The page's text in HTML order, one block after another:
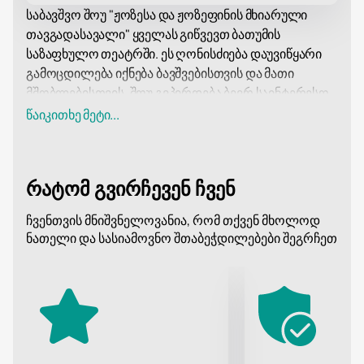
საბავშვო შოუ "ჟოზესა და ჟოზეფინის მხიარული
თავგადასავალი" ყველას გიწვევთ ბათუმის
საზაფხულო თეატრში. ეს ღონისძიება დაუვიწყარი
გამოცდილება იქნება ბავშვებისთვის და მათი
მშობლებისთვის. შოუ გვპირდება ბევრ საინტერესო
და ამაღელვებელ მომენტს, რომელიც გაახარებს
თეატრი 2013 წელს აშენდა დამწვარი შენობის
ადგილზე და წარმოადგენს ორიგინალურ ხის
ნაგებობას საინტერესო არქიტექტურული სტილით.
ადგილი აღჭურვილია ყველაფრით, რაც
კომფორტული სანახავად.
მათთვის, ვისაც სურს დაესწროს შოუს "ჟოზესა და
ჟოზეფინის მხიარულ თავგადასავალს", ჩვენს ვებ-
გვერდზე არის
ბილეთების შეძენის შესაძლებლობა
წაიკითხე მეტი...
რატომ გვირჩევენ ჩვენ
ჩვენთვის მნიშვნელოვანია, რომ თქვენ მხოლოდ
ნათელი და სასიამოვნო შთაბეჭდილებები შეგრჩეთ